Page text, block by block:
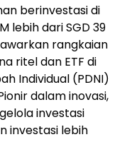
berinvestasi di
lebih dariSGD 39
rangkaian
ritel dan ETF di
Individual (PDNI)
dalam inovasi,
investasi
investasi lebih